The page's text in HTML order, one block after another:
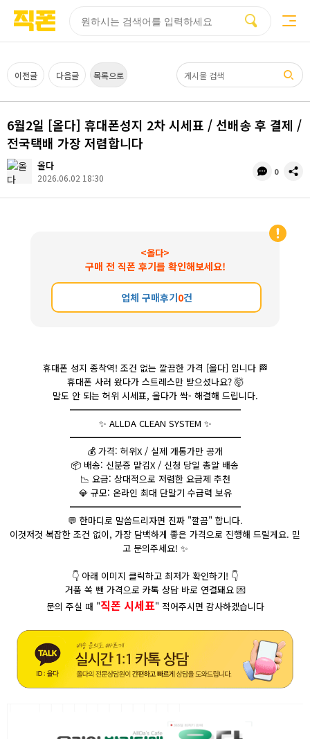
이전글 다음글 목록으로
6월2일 [올다] 휴대폰성지 2차 시세표 / 선배송 후 결제 /
전국택배 가장 저렴합니다
올다
2026.06.02 18:30
댓
수
0
공
<올다>
구매 전 직폰 후기를 확인해보세요!
업체 구매후기0건
휴대폰 성지 종착역! 조건 없는 깔끔한 가격 [올다] 입니다 🏁
휴대폰 사러 왔다가 스트레스만 받으셨나요? 🤯
말도 안 되는 허위 시세표, 올다가 싹- 해결해 드립니다.
━━━━━━━━━━━━━━━━━━━
✨ ALLDA CLEAN SYSTEM ✨
━━━━━━━━━━━━━━━━━━━
💰 가격: 허위X / 실제 개통가만 공개
📦 배송: 신분증 맡김X / 신청 당일 총알 배송
📉 요금: 상대적으로 저렴한 요금제 추천
💎규모: 온라인 최대 단말기 수급력 보유
━━━━━━━━━━━━━━━━━━━
💬 한마디로 말씀드리자면 진짜 "깔끔" 합니다.
이것저것 복잡한 조건 없이, 가장 담백하게 좋은 가격으로 진행해 드릴게요. 믿
고 문의주세요! ✨
👇 아래 이미지 클릭하고 최저가 확인하기! 👇
거품 쏙 뺀 가격으로 카톡 상담 바로 연결돼요 💌
문의 주실 때 "직폰 시세표" 적어주시면 감사하겠습니다
페이지
페이지
페이지
페이지